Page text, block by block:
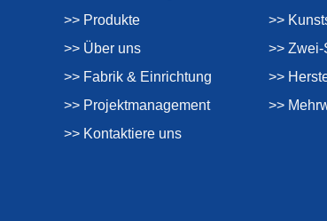
>> Produkte
>> Über uns
>> Fabrik & Einrichtung
>> Projektmanagement
>> Kontaktiere uns
>>
>>
>>
>>